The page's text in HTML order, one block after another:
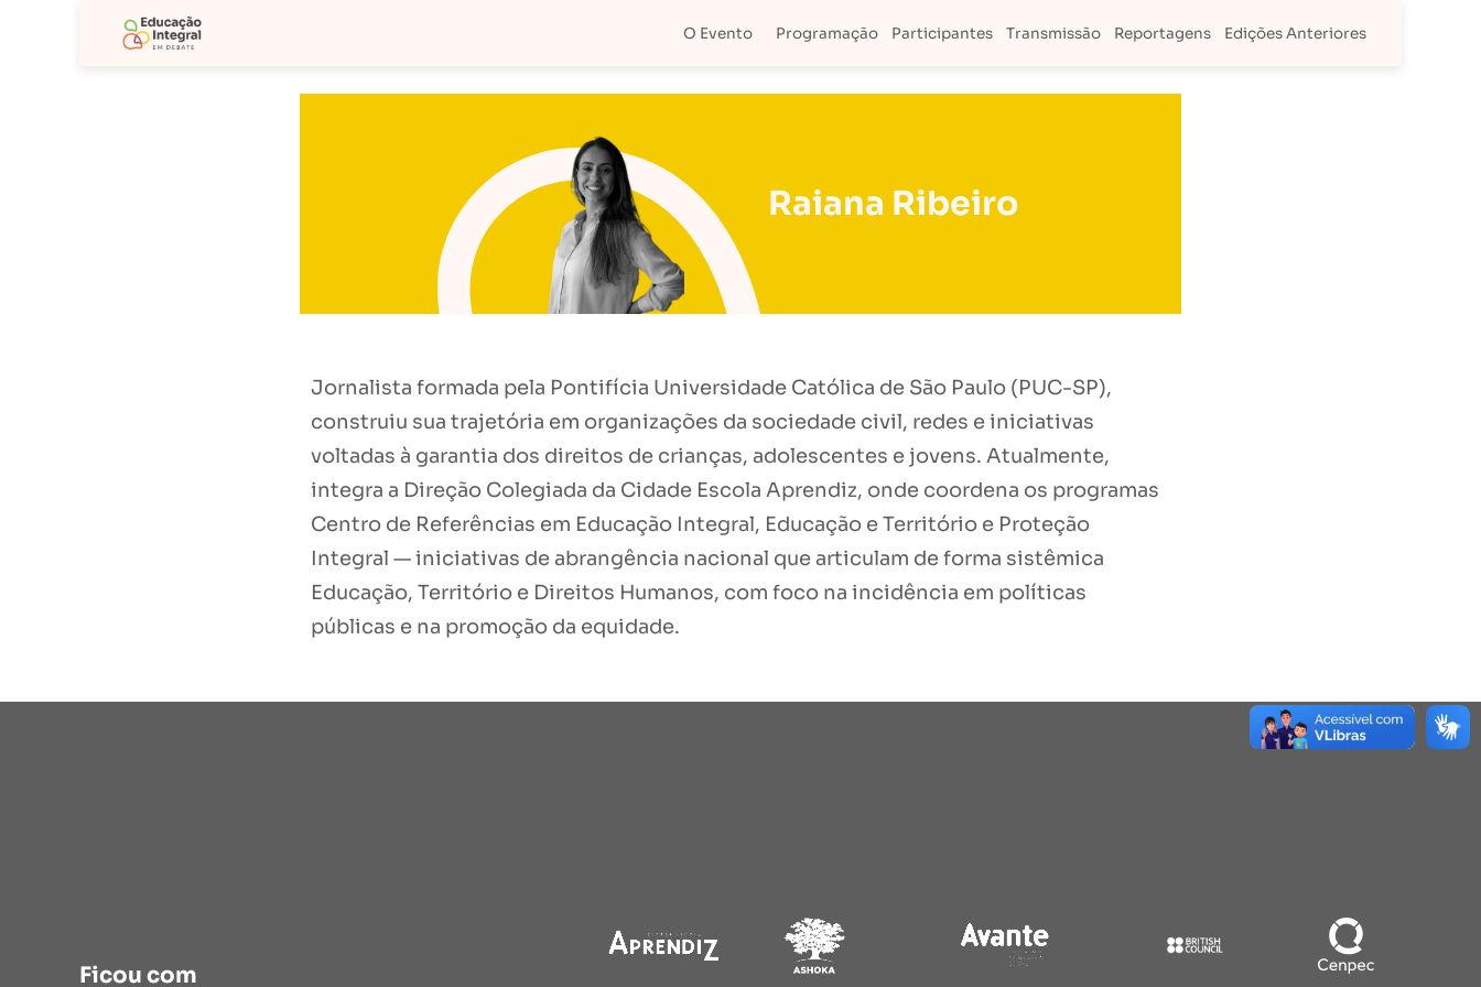
O Evento Programação Participantes Transmissão Reportagens Edições Anteriores
Raiana Ribeiro
Jornalista formada pela Pontifícia Universidade Católica de São Paulo (PUC-SP),
construiu sua trajetória em organizações da sociedade civil, redes e iniciativas
voltadas à garantia dos direitos de crianças, adolescentes e jovens. Atualmente,
integra a Direção Colegiada da Cidade Escola Aprendiz, onde coordena os programas
Centro de Referências em Educação Integral, Educação e Território e Proteção
Integral — iniciativas de abrangência nacional que articulam de forma sistêmica
Educação, Território e Direitos Humanos, com foco na incidência em políticas
públicas e na promoção da equidade.
Ficou com